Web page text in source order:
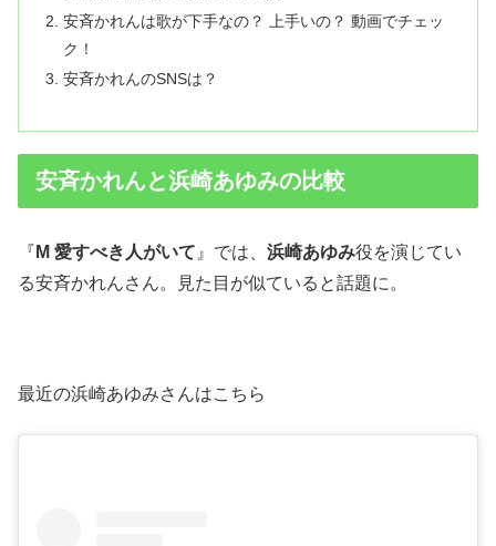
安斉かれんは歌が下手なの？ 上手いの？ 動画でチェッ
ク！
安斉かれんのSNSは？
安斉かれんと浜崎あゆみの比較
『 M 愛すべき人がいて 』では、 浜崎あゆみ役を演じてい
る安斉かれんさん。見た目が似ていると話題に。
最近の浜崎あゆみさんはこちら